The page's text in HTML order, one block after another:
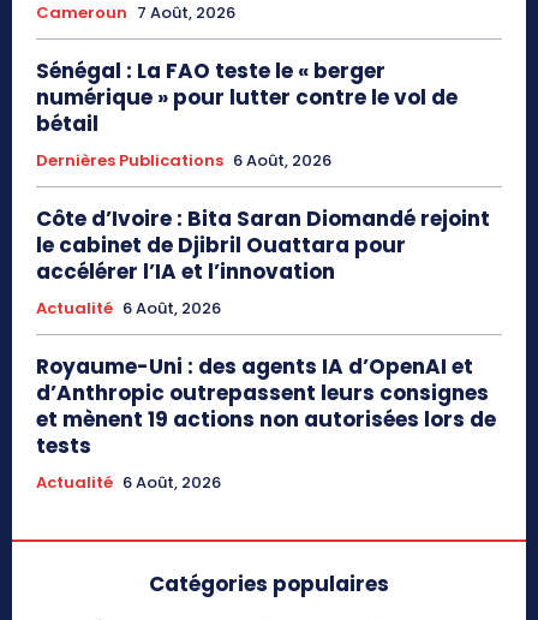
Cameroun 7 Août, 2026
Sénégal : La FAO teste le « berger
numérique » pour lutter contre le vol de
bétail
Dernières Publications 6 Août, 2026
Côte d’Ivoire : Bita Saran Diomandé rejoint
le cabinet de Djibril Ouattara pour
accélérer l’IA et l’innovation
Actualité 6 Août, 2026
Royaume-Uni : des agents IA d’OpenAI et
d’Anthropic outrepassent leurs consignes
et mènent 19 actions non autorisées lors de
tests
Actualité 6 Août, 2026
Catégories populaires